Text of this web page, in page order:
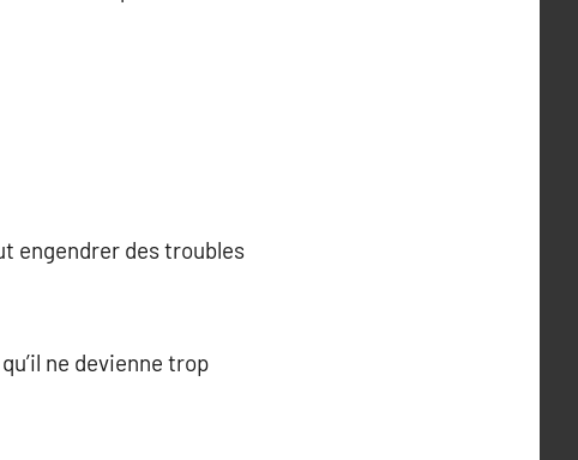
engendrer des troubles
ne devienne trop